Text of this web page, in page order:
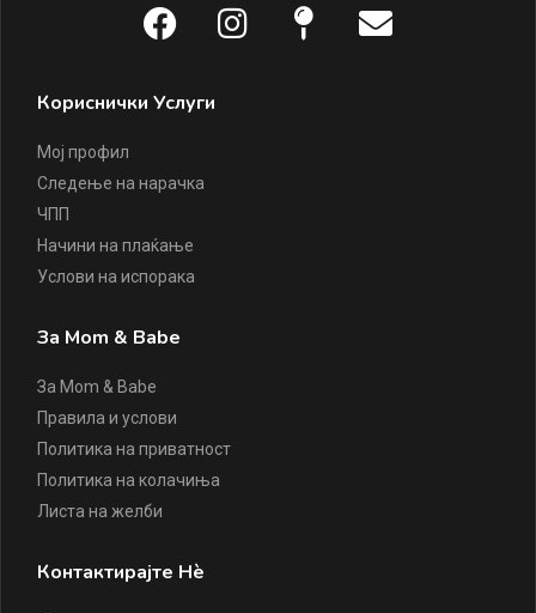
Кориснички Услуги
Мој профил
Следење на нарачка
ЧПП
Начини на плаќање
Услови на испорака
За Mom & Babe
За Mom & Babe
Правила и услови
Политика на приватност
Политика на колачиња
Листа на желби
Контактирајте Нè